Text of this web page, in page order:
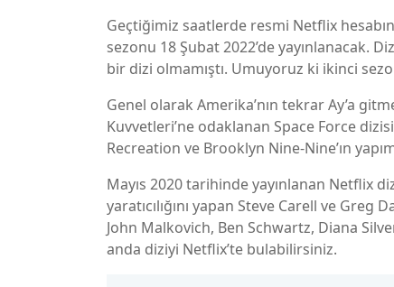
Geçtiğimiz saatlerde resmi Netflix
sezonu 18 Şubat 2022’de yayınlanacak.
bir dizi olmamıştı. Umuyoruz ki ikinci
Genel olarak Amerika’nın tekrar Ay’a
Kuvvetleri’ne odaklanan Space Force
Recreation ve Brooklyn Nine-Nine’ın
Mayıs 2020 tarihinde yayınlanan Netflix
yaratıcılığını yapan Steve Carell ve
John Malkovich, Ben Schwartz, Diana
anda diziyi Netflix’te bulabilirsiniz.